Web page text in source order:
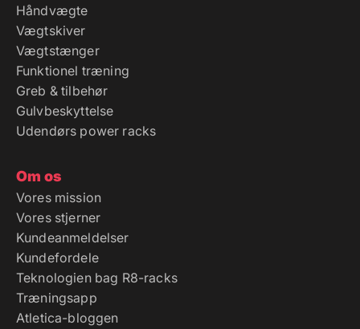
Håndvægte
Vægtskiver
Vægtstænger
Funktionel træning
Greb & tilbehør
Gulvbeskyttelse
Udendørs power racks
Om os
Vores mission
Vores stjerner
Kundeanmeldelser
Kundefordele
Teknologien bag R8-racks
Træningsapp
Atletica-bloggen